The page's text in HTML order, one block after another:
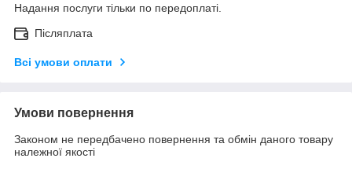
Надання послуги тільки по передоплаті.
Післяплата
Всі умови оплати
Умови повернення
Законом не передбачено повернення та обмін даного товару
належної якості